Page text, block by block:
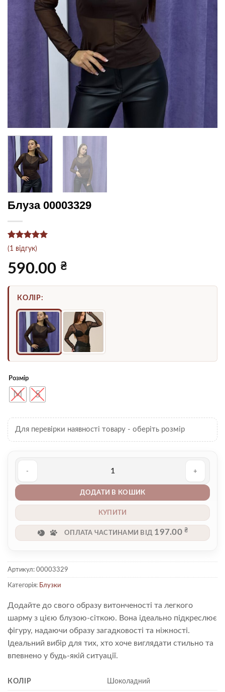
Блуза 00003329
Рейтинг
з 5 на
основі
опитування
1
(1 відгук)
590.00 ₴
КОЛІР:
Розмір
M S
Для перевірки наявності товару - оберіть розмір
ДОДАТИ В КОШИК
КУПИТИ
ОПЛАТА ЧАСТИНАМИ ВІД 197.00₴
Артикул: 00003329
Категорія: Блузки
Додайте до свого образу витонченості та легкого
шарму з цією блузою-сіткою. Вона ідеально підкреслює
фігуру, надаючи образу загадковості та ніжності.
Ідеальний вибір для тих, хто хоче виглядати стильно та
впевнено у будь-якій ситуації.
КОЛІР Шоколадний